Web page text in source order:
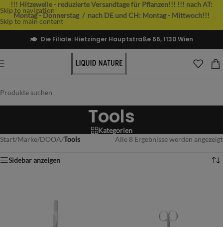
Skip to navigation
Skip to main content
!!! Hitzewelle - reduzierte Versandtage für Pflanzen!!! !!! nach AT:
Montag - Donnerstag / nach DE und CH: Montag - Mittwoch!!!
Die Filiale: Hietzinger Hauptstraße 66, 1130 Wien
Tools
Kategorien
Start/Marke/DOOA/Tools Alle 8 Ergebnisse werden angezeigt
Sidebar anzeigen